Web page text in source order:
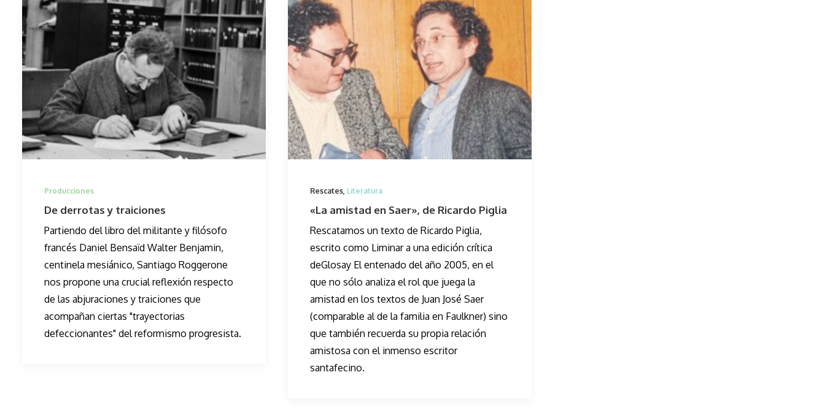
Producciones
De derrotas y traiciones
Partiendo del libro del militante y filósofo
francés Daniel Bensaïd Walter Benjamin,
centinela mesiánico, Santiago Roggerone
nos propone una crucial reflexión respecto
de las abjuraciones y traiciones que
acompañan ciertas "trayectorias
defeccionantes" del reformismo progresista.
Rescates Literatura
«La amistad en Saer», de Ricardo Piglia
Rescatamos un texto de Ricardo Piglia,
escrito como Liminar a una edición crítica
deGlosay El entenado del año 2005, en el
que no sólo analiza el rol que juega la
amistad en los textos de Juan José Saer
(comparable al de la familia en Faulkner) sino
que también recuerda su propia relación
amistosa con el inmenso escritor
santafecino.